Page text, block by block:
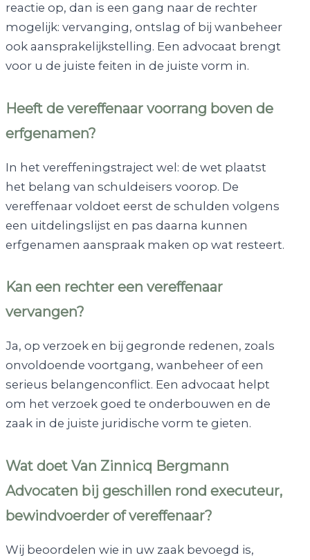
reactie op, dan is een gang naar de rechter
mogelijk: vervanging, ontslag of bij wanbeheer
ook aansprakelijkstelling. Een advocaat brengt
voor u de juiste feiten in de juiste vorm in.
Heeft de vereffenaar voorrang boven de
erfgenamen?
In het vereffeningstraject wel: de wet plaatst
het belang van schuldeisers voorop. De
vereffenaar voldoet eerst de schulden volgens
een uitdelingslijst en pas daarna kunnen
erfgenamen aanspraak maken op wat resteert.
Kan een rechter een vereffenaar
vervangen?
Ja, op verzoek en bij gegronde redenen, zoals
onvoldoende voortgang, wanbeheer of een
serieus belangenconflict. Een advocaat helpt
om het verzoek goed te onderbouwen en de
zaak in de juiste juridische vorm te gieten.
Wat doet Van Zinnicq Bergmann
Advocaten bij geschillen rond executeur,
bewindvoerder of vereffenaar?
Wij beoordelen wie in uw zaak bevoegd is,